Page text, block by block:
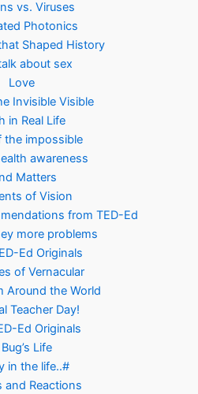
vs. Viruses
Photonics
Shaped History
about sex
Love
Invisible Visible
in Real Life
the impossible
awareness
Matters
of Vision
from TED-Ed
more problems
Ed Originals
of Vernacular
Around the World
Teacher Day!
Ed Originals
Life
in the life..#
and Reactions